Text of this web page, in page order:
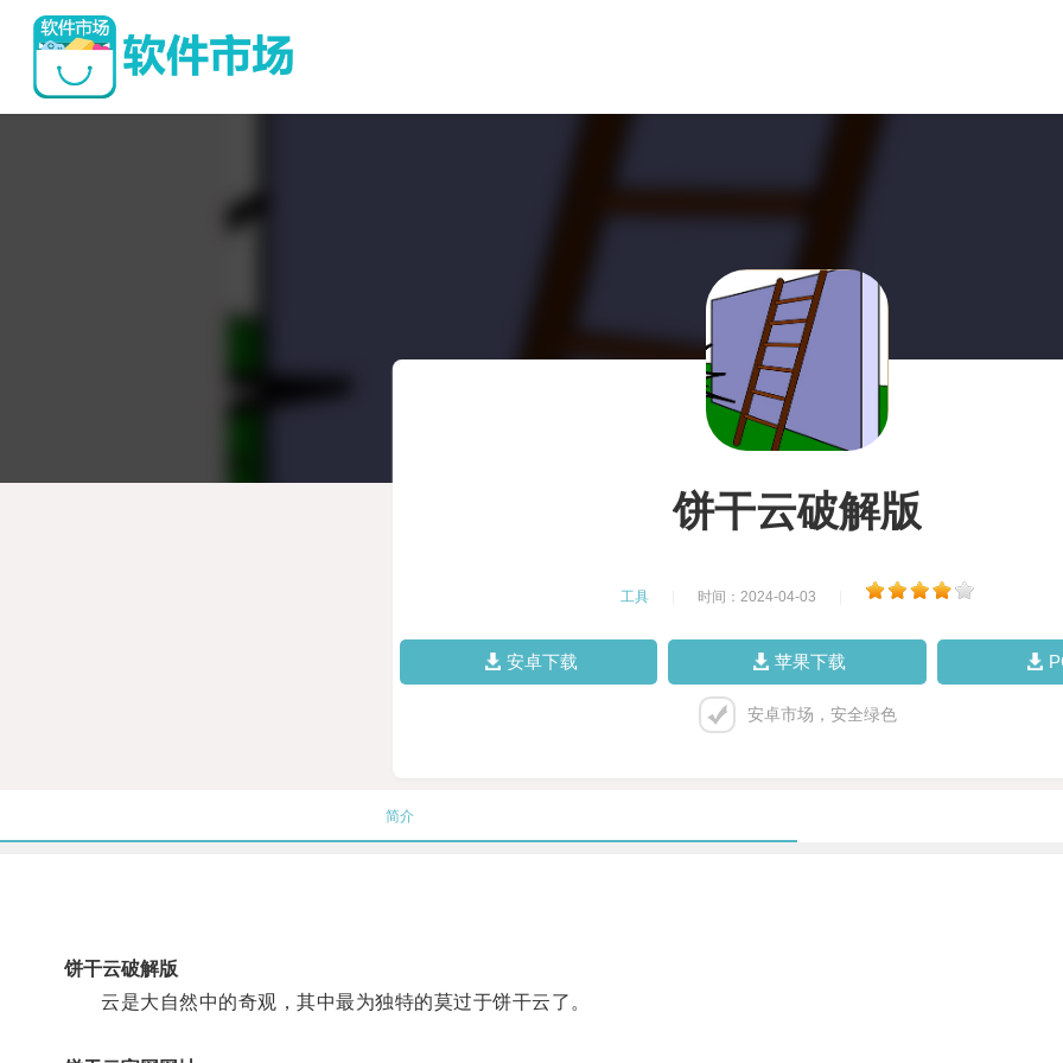
饼干云破解版
工具 时间：2024-04-03
安卓下载 苹果下载
安卓市场，安全绿色
简介
饼干云破解版
云是大自然中的奇观，其中最为独特的莫过于饼干云了。